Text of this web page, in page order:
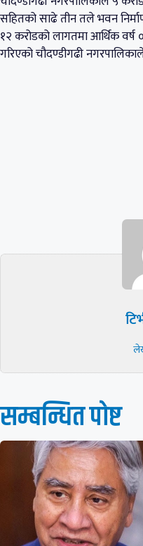
सहितको साढे तीन तले भवन
१२ करोडको लागतमा आर्थिक वर्ष
गरिएको चौदण्डीगढी
सम्बन्धित पाेष्ट